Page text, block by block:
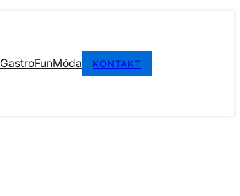
GastroFunMóda KONTAKT